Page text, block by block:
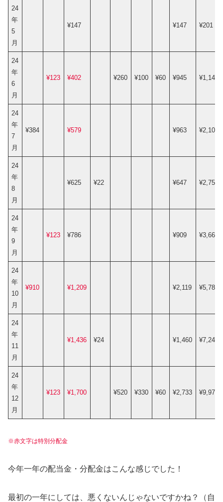
24
年
5
月
¥147 ¥147 ¥201
24
年
6
月
¥123 ¥402 ¥260 ¥100 ¥60 ¥945 ¥1,146
24
年
7
月
¥384 ¥579 ¥963 ¥2,109
24
年
8
月
¥625 ¥22 ¥647 ¥2,756
24
年
9
月
¥123 ¥786 ¥909 ¥3,665
24
年
10
月
¥910 ¥1,209 ¥2,119 ¥5,784
24
年
11
月
¥1,436 ¥24 ¥1,460 ¥7,244
24
年
12
月
¥123 ¥1,700 ¥520 ¥330 ¥60 ¥2,733 ¥9,977
※赤文字は特別分配金
今年一年の配当金・分配金はこんな感じでした！
最初の一年にしては、悪くないんじゃないですかね？（自